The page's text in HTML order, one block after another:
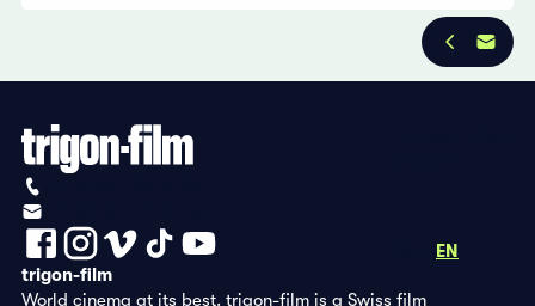
EN
trigon-film
World cinema at its best. trigon-film is a Swiss film